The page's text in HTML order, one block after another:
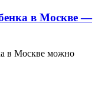
в Москве —
в Москве можно